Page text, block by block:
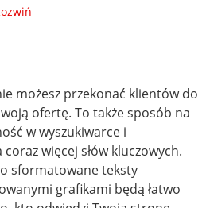
możesz przekonać klientów do
ofertę. To także sposób na
w wyszukiwarce i
więcej słów kluczowych.
sformatowane teksty
grafikami będą łatwo